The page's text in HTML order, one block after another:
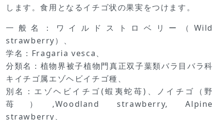
します。食用となるイチゴ状の果実をつけます。
一般名：ワイルドストロベリー（Wild
strawberry）、
学名：Fragaria vesca、
分類名：植物界被子植物門真正双子葉類バラ目バラ科
キイチゴ属エゾヘビイチゴ種、
別名：エゾヘビイチゴ(蝦夷蛇苺)、ノイチゴ（野
苺）,Woodland strawberry, Alpine
strawberry、